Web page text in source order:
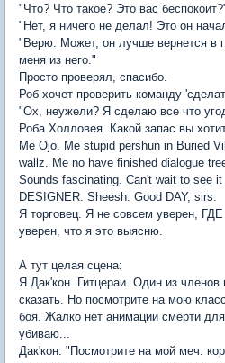
"Что? Что такое? Это вас
"Нет, я ничего не делал! Это он
"Верю. Может, он лучше вернется в
меня из него."
Просто проверял, спасибо.
Роб хочет проверить команду
"Ох, неужели? Я сделаю все что
Роба Холловея. Какой запас вы
Me Ojo. Me stupid pershun in Buried
wallz. Me no have finished dialogue
Sounds fascinating. Can't wait to see
DESIGNER. Sheesh. Good DAY, sirs.
Я торговец. Я не совсем уверен,
уверен, что я это выясню.
А тут целая сцена:
Я Дак'кон. Гитцераи. Один из членов
сказать. Но посмотрите на мою
боя. Жалко нет анимации смерти
убиваю...
Дак'кон: "Посмотрите на мой меч: